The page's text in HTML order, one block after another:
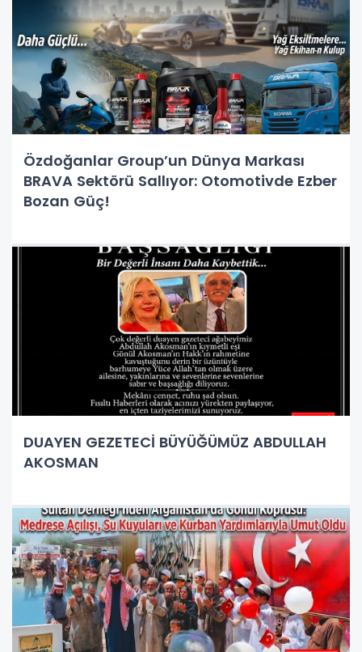
Özdoğanlar Group’un Dünya Markası
BRAVA Sektörü Sallıyor: Otomotivde Ezber
Bozan Güç!
DUAYEN GEZETECİ BÜYÜĞÜMÜZ ABDULLAH
AKOSMAN